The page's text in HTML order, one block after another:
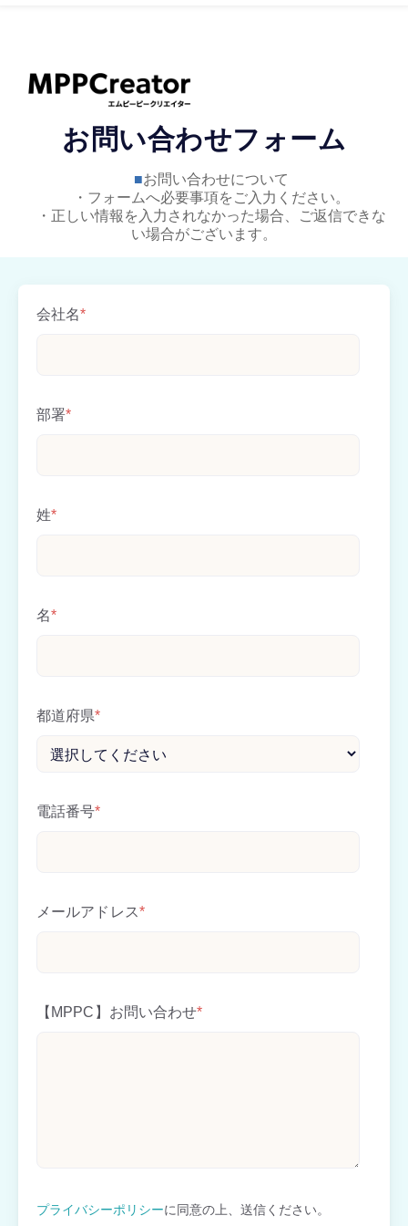
お問い合わせフォーム
■お問い合わせについて
・フォームへ必要事項をご入力ください。
・正しい情報を入力されなかった場合、ご返信できな
い場合がございます。
会社名*
部署*
姓*
名*
都道府県*
電話番号*
メールアドレス*
【MPPC】お問い合わせ*
プライバシーポリシーに同意の上、送信ください。